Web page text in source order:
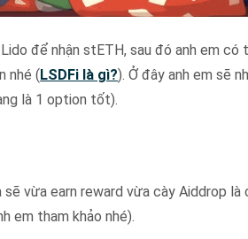
để nhận stETH, sau đó anh em
nhé (LSDFi là gì?). Ở đây anh em sẽ
là 1 option tốt).
vừa earn reward vừa cày Aiddrop là
em tham khảo nhé).